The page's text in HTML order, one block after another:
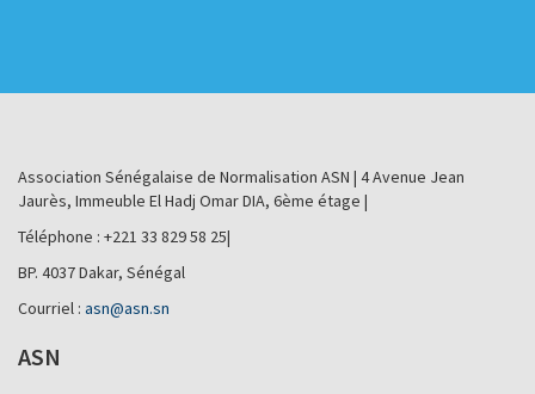
Association Sénégalaise de Normalisation ASN | 4 Avenue Jean
Jaurès, Immeuble El Hadj Omar DIA, 6ème étage |
Téléphone : +221 33 829 58 25|
BP. 4037 Dakar, Sénégal
Courriel : asn@asn.sn
ASN